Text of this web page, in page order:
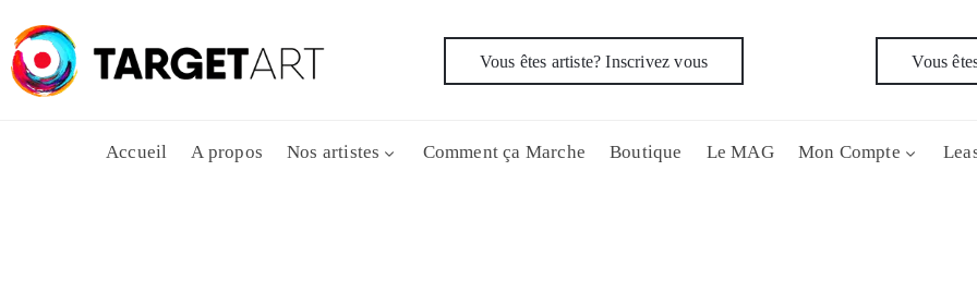
Vous êtes artiste? Inscrivez vous Vous
Accueil A propos Nos artistes Comment ça Marche Boutique Le MAG Mon Compte